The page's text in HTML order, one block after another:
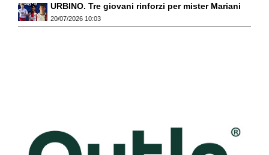
URBINO. Tre giovani rinforzi per mister Mariani
20/07/2026 10:03